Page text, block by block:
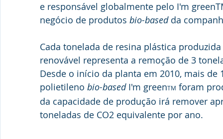
e responsável globalmente pelo I'm
negócio de produtos bio-based da
Cada tonelada de resina plástica
renovável representa a remoção de 3
Desde o início da planta em 2010, mais
polietileno bio-based I'm greenTM foram
da capacidade de produção irá remover
toneladas de CO2 equivalente por ano.